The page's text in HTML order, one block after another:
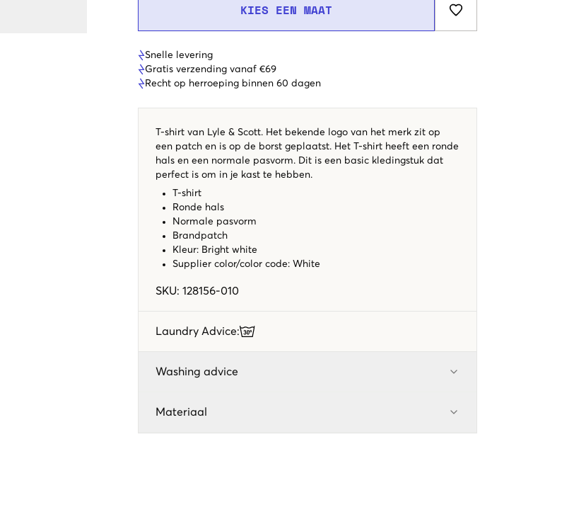
KIES EEN MAAT
Snelle levering
Gratis verzending vanaf €69
Recht op herroeping binnen 60 dagen
T-shirt van Lyle & Scott. Het bekende logo van het merk zit op
een patch en is op de borst geplaatst. Het T-shirt heeft een ronde
hals en een normale pasvorm. Dit is een basic kledingstuk dat
perfect is om in je kast te hebben.
T-shirt
Ronde hals
Normale pasvorm
Brandpatch
Kleur: Bright white
Supplier color/color code: White
SKU: 128156-010
Laundry Advice:
Washing advice
Materiaal